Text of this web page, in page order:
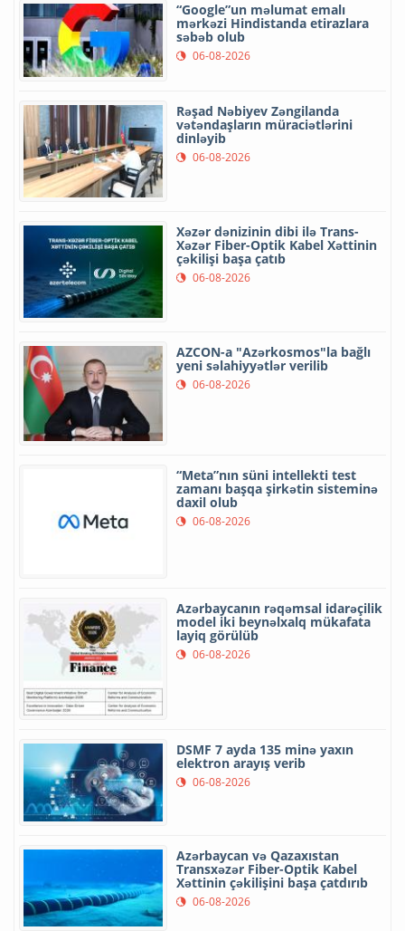
“Google”un məlumat emalı
mərkəzi Hindistanda etirazlara
səbəb olub
06-08-2026
Rəşad Nəbiyev Zəngilanda
vətəndaşların müraciətlərini
dinləyib
06-08-2026
Xəzər dənizinin dibi ilə Trans-
Xəzər Fiber-Optik Kabel Xəttinin
çəkilişi başa çatıb
06-08-2026
AZCON-a "Azərkosmos"la bağlı
yeni səlahiyyətlər verilib
06-08-2026
“Meta”nın süni intellekti test
zamanı başqa şirkətin sisteminə
daxil olub
06-08-2026
Azərbaycanın rəqəmsal idarəçilik
model iki beynəlxalq mükafata
layiq görülüb
06-08-2026
DSMF 7 ayda 135 minə yaxın
elektron arayış verib
06-08-2026
Azərbaycan və Qazaxıstan
Transxəzər Fiber-Optik Kabel
Xəttinin çəkilişini başa çatdırıb
06-08-2026